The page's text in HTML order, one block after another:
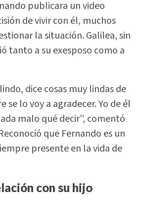
publicara un video
de vivir con él, muchos
la situación. Galilea, sin
tanto a su exesposo como a
dice cosas muy lindas de
se lo voy a agradecer. Yo de él
malo qué decir”, comentó
que Fernando es un
presente en la vida de
con su hijo